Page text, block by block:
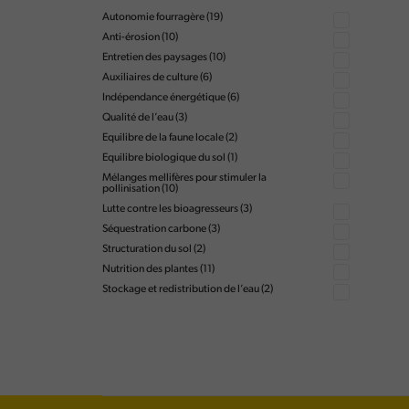
Autonomie fourragère(19)
Anti-érosion(10)
Entretien des paysages(10)
Auxiliaires de culture(6)
Indépendance énergétique(6)
Qualité de l’eau(3)
Equilibre de la faune locale(2)
Equilibre biologique du sol (1)
Mélanges mellifères pour stimuler la
pollinisation(10)
Lutte contre les bioagresseurs(3)
Séquestration carbone(3)
Structuration du sol (2)
Nutrition des plantes(11)
Stockage et redistribution de l’eau(2)